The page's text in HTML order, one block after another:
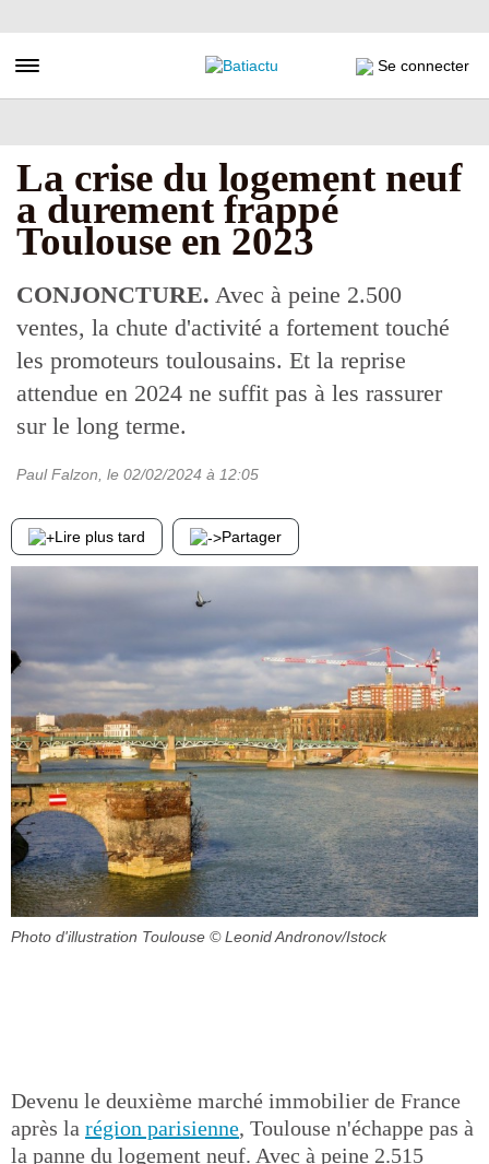
au
principal
Toggle navigation Se connecter
La crise du logement neuf
a durement frappé
Toulouse en 2023
CONJONCTURE. Avec à peine 2.500
ventes, la chute d'activité a fortement touché
les promoteurs toulousains. Et la reprise
attendue en 2024 ne suffit pas à les rassurer
sur le long terme.
Paul Falzon , le 02/02/2024 à 12:05
Lire plus tard Partager
Photo d'illustration Toulouse © Leonid Andronov/Istock
Devenu le deuxième marché immobilier de France
après la région parisienne, Toulouse n'échappe pas à
la panne du logement neuf. Avec à peine 2.515